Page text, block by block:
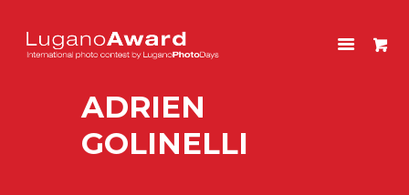
ADRIEN
GOLINELLI
LUGANOAWARD
HOME
CONCORSO